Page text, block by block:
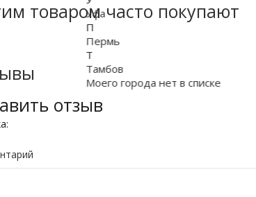
товаром часто покупают
отзыв
Уфа
П
Пермь
Т
Тамбов
Моего города нет в списке